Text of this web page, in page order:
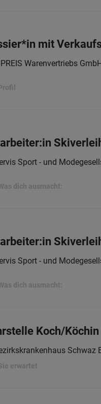
mit
Warenvertriebs
Sport - und
dich ausmacht:
Sport - und
dich ausmacht:
Koch/Köchin
Schwaz
erwartet